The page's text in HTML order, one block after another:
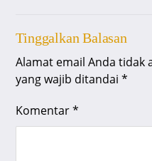
Tinggalkan Balasan
Alamat email Anda tidak
yang wajib ditandai*
Komentar*